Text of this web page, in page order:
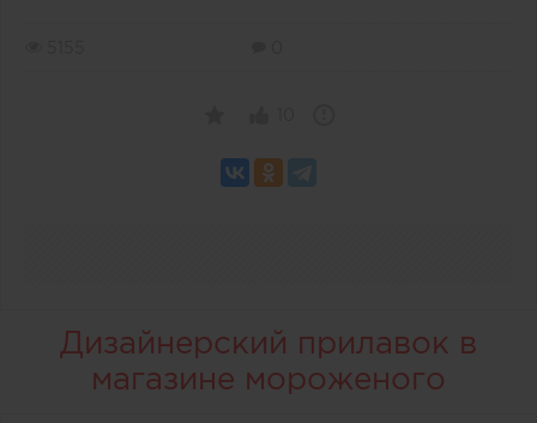
Дизайнерский прилавок в
магазине мороженого